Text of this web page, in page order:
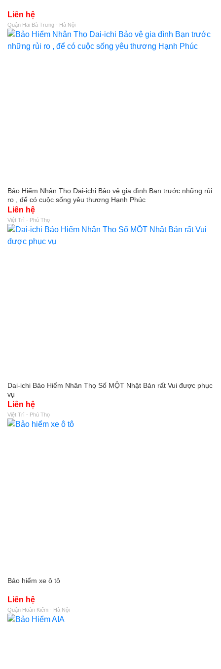
Liên hệ
Quận Hai Bà Trưng - Hà Nội
Bảo Hiểm Nhân Thọ Dai-ichi Bảo vệ gia đình Bạn trước những rủi
ro , để có cuộc sống yêu thương Hạnh Phúc
Liên hệ
Việt Trì - Phú Thọ
Dai-ichi Bảo Hiểm Nhân Thọ Số MỘT Nhật Bản rất Vui được phục
vụ
Liên hệ
Việt Trì - Phú Thọ
Bảo hiểm xe ô tô
Liên hệ
Quận Hoàn Kiếm - Hà Nội